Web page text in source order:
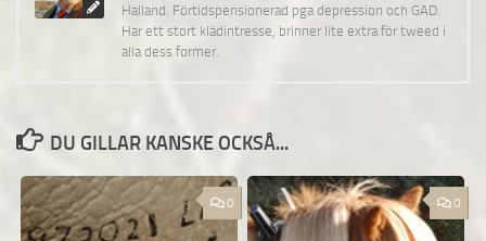
Halland. Förtidspensionerad pga depression och GAD.
Har ett stort klädintresse, brinner lite extra för tweed i
alla dess former.
DU GILLAR KANSKE OCKSÅ...
0 0